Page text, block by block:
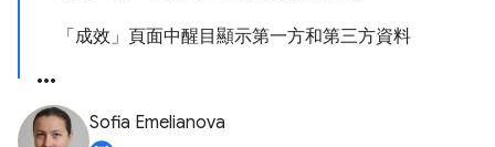
「成效」頁面中醒目顯示第一方和第三方資料
Sofia Emelianova